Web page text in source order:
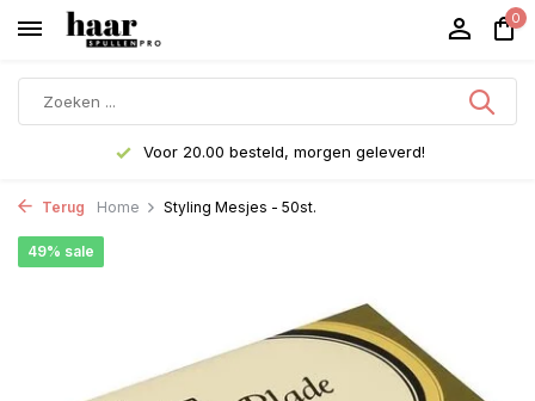
0
Voor 20.00 besteld, morgen geleverd!
Terug Home Styling Mesjes - 50st.
49% sale